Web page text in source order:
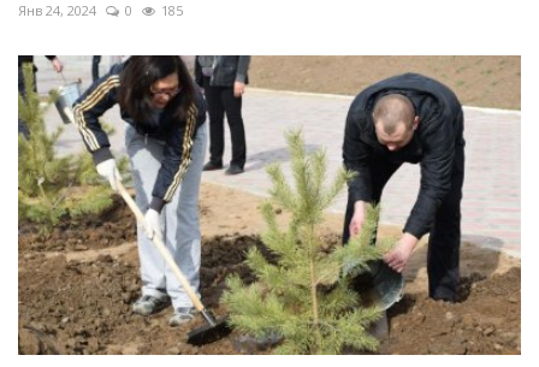
Янв 24, 2024 0 185